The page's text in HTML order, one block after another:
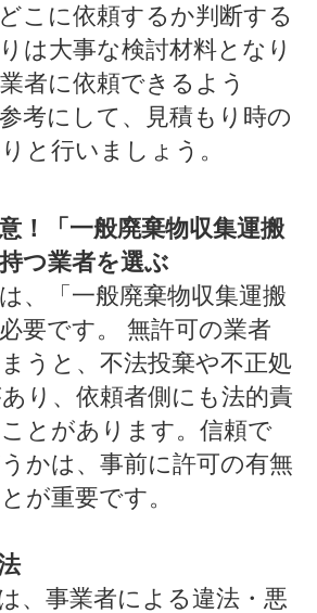
こに依頼するか判断する
は大事な検討材料となり
者に依頼できるよう
考にして、見積もり時の
と行いましょう。
！「一般廃棄物収集運搬
つ業者を選ぶ
、「一般廃棄物収集運搬
要です。 無許可の業者
うと、不法投棄や不正処
り、依頼者側にも法的責
とがあります。信頼で
かは、事前に許可の有無
が重要です。
、事業者による違法・悪